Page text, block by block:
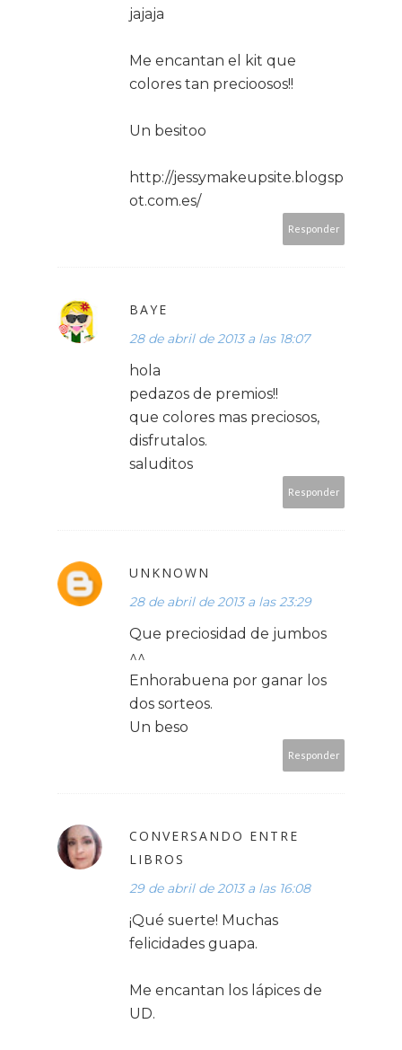
jajaja
Me encantan el kit que
colores tan precioosos!!
Un besitoo
http://jessymakeupsite.blogsp
ot.com.es/
Responder
BAYE
28 de abril de 2013 a las 18:07
hola
pedazos de premios!!
que colores mas preciosos,
disfrutalos.
saluditos
Responder
UNKNOWN
28 de abril de 2013 a las 23:29
Que preciosidad de jumbos
^^
Enhorabuena por ganar los
dos sorteos.
Un beso
Responder
CONVERSANDO ENTRE
LIBROS
29 de abril de 2013 a las 16:08
¡Qué suerte! Muchas
felicidades guapa.
Me encantan los lápices de
UD.